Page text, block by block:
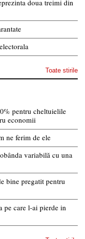
doua treimi din
Toate stirile
pentru cheltuielile
economii
ne ferim de ele
variabilă cu una
bine pregatit pentru
pe care l-ai pierde in